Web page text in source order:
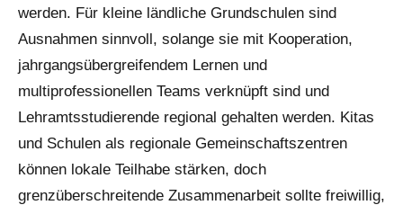
werden. Für kleine ländliche Grundschulen sind
Ausnahmen sinnvoll, solange sie mit Kooperation,
jahrgangsübergreifendem Lernen und
multiprofessionellen Teams verknüpft sind und
Lehramtsstudierende regional gehalten werden. Kitas
und Schulen als regionale Gemeinschaftszentren
können lokale Teilhabe stärken, doch
grenzüberschreitende Zusammenarbeit sollte freiwillig,